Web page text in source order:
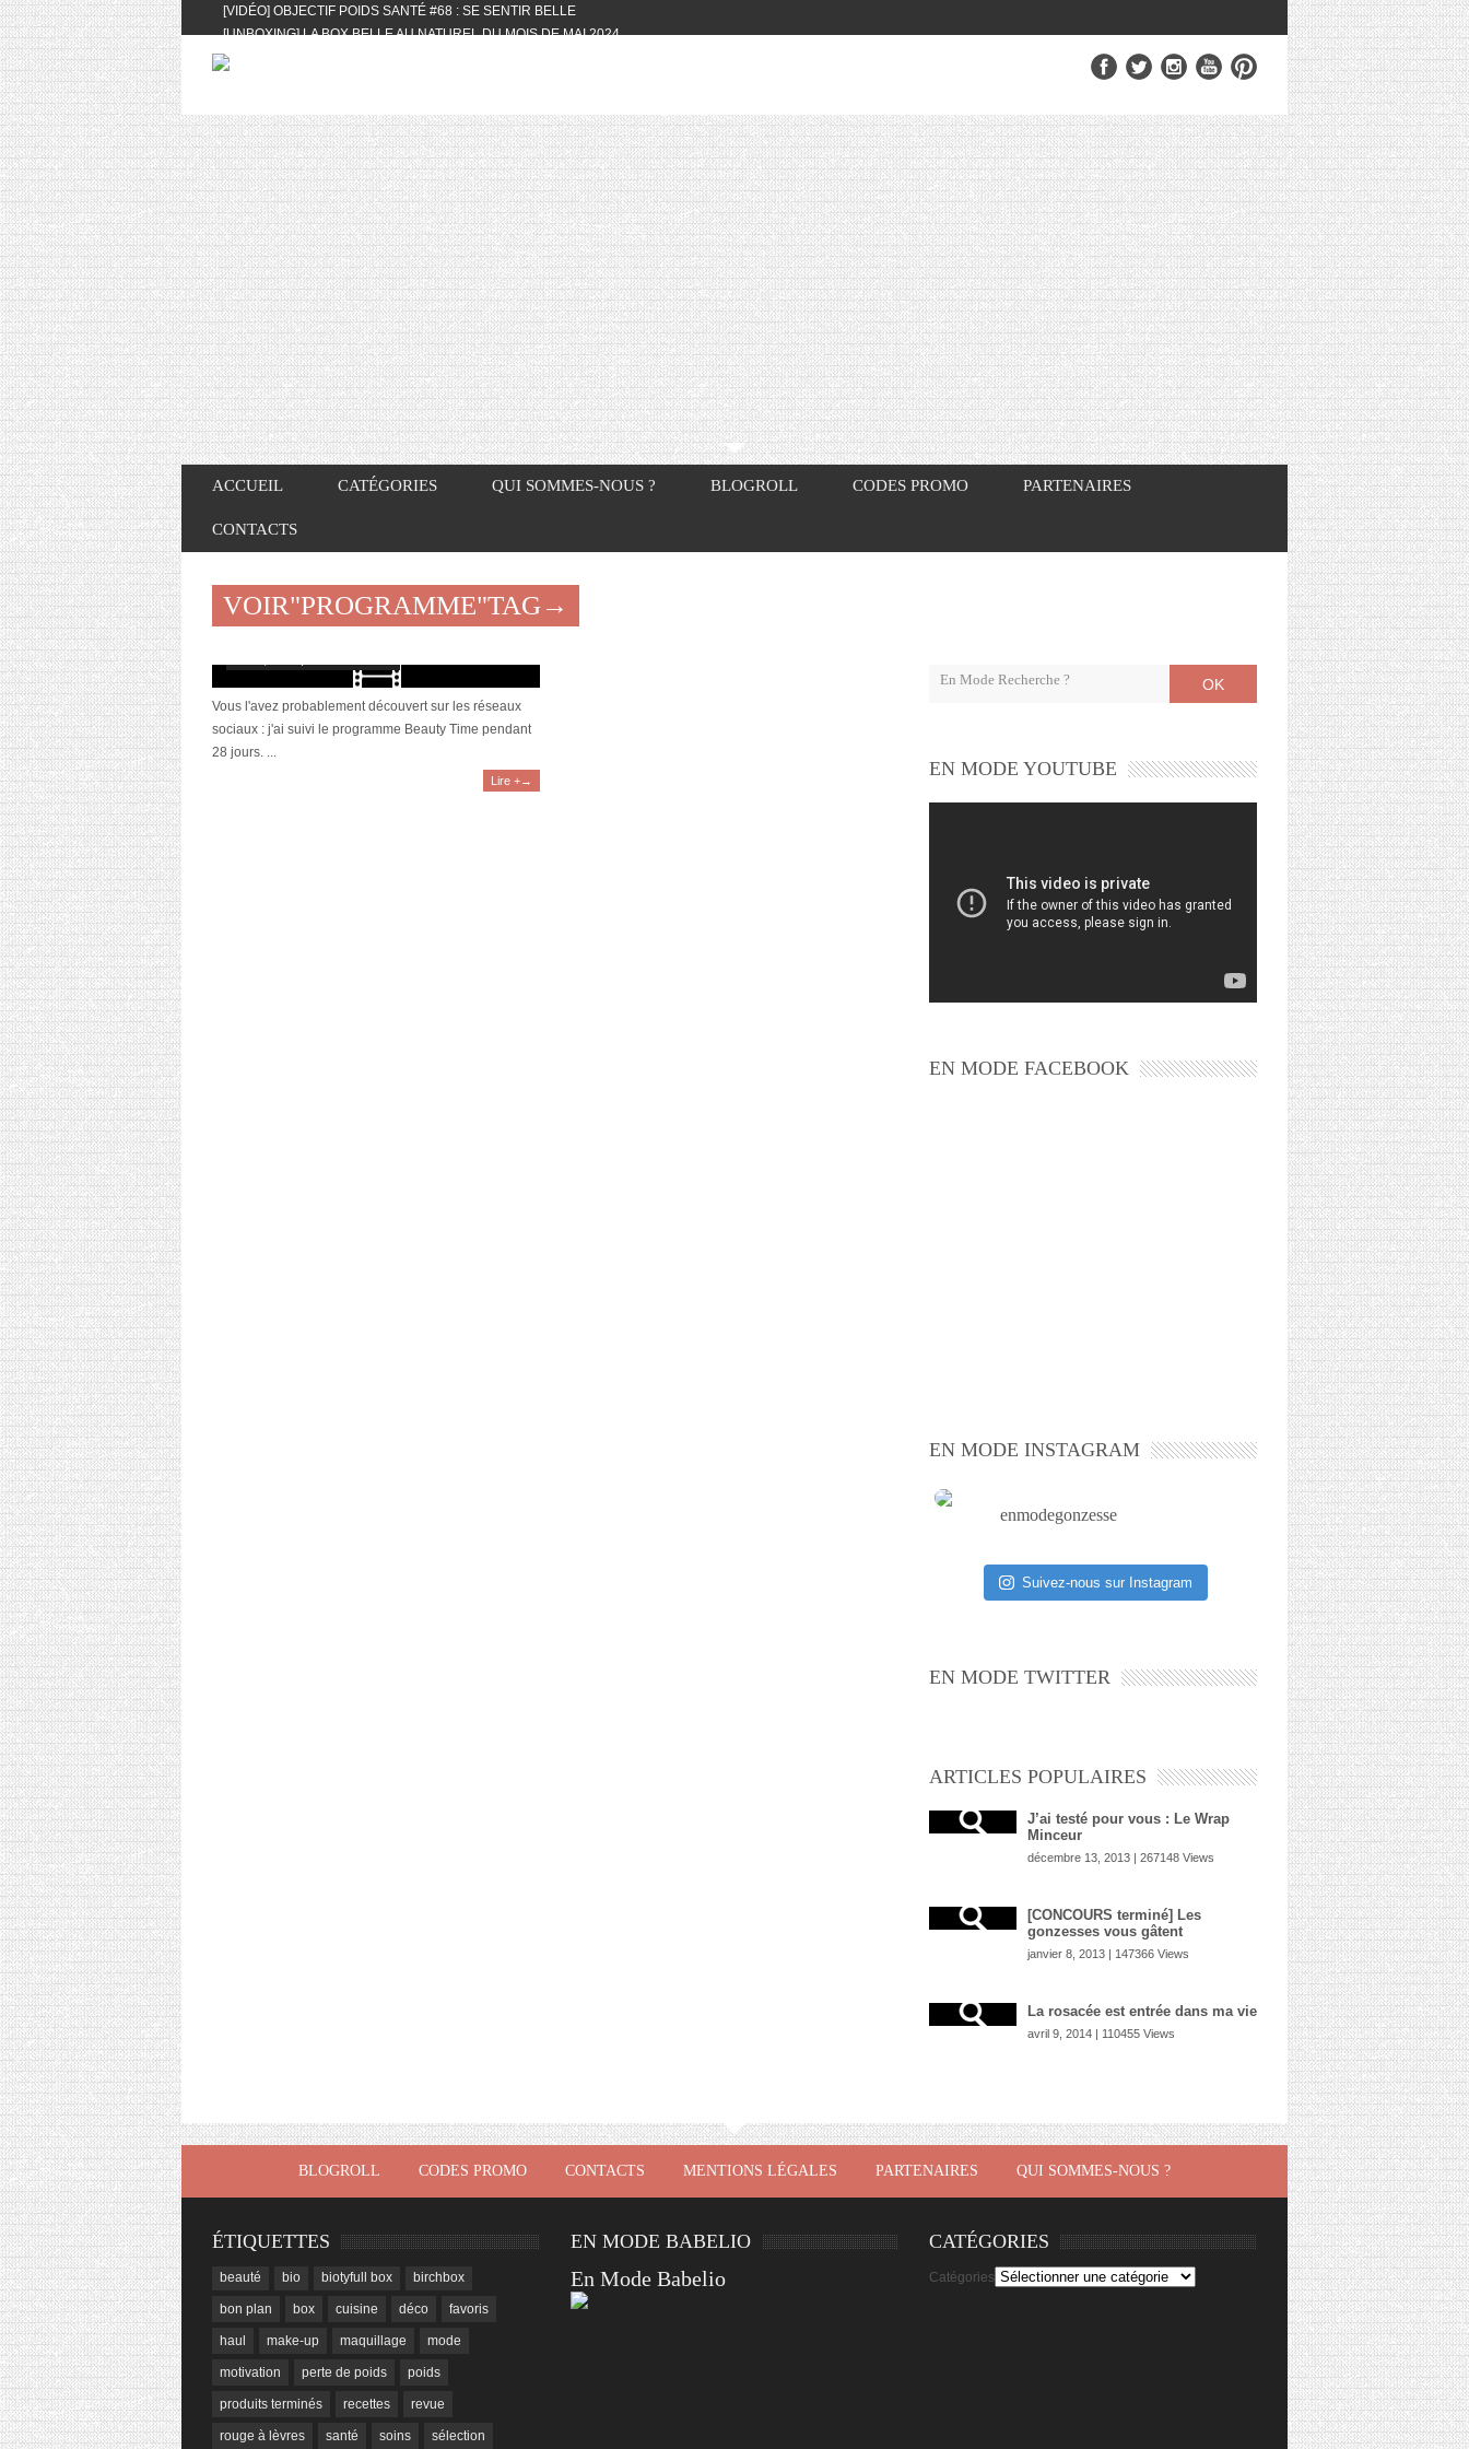
[VIDÉO] OBJECTIF POIDS SANTÉ #68 : SE SENTIR BELLE
[UNBOXING] LA BOX BELLE AU NATUREL DU MOIS DE MAI 2024
[VIDÉO] UNBOXING : LES MY LITTLE & BIOTYFULL BOX DU MOIS DE MAI 2024
[VIDÉO] QUITOQUE #10 : MEAL PREP & CONVIVIALITÉ
[VIDÉO] UNBOXING : LES MY LITTLE & BIOTYFULL BOX DU MOIS D’AVRIL
2024 FEAT. AKILA
[VIDÉO] OBJECTIF POIDS SANTÉ #67 : L’AVIS DES AUTRES, CE N’EST QUE LA
VIE DES AUTRES
[VIDÉO] UNBOXING : LES MY LITTLE & BIOTYFULL BOX DES MOIS DE
FÉVRIER ET MARS 2024 FEAT. AKILA
[VIDÉO] LA SÉLECTION DU MOIS #JANVIER2024
[VIDÉO] HELLOFRESH #34 : IDÉES RECETTES RISOTTO
ACCUEIL CATÉGORIES QUI SOMMES-NOUS ? BLOGROLL CODES PROMO PARTENAIRES
CONTACTS
VOIR"PROGRAMME"TAG→
Vous l'avez probablement découvert sur les réseaux
sociaux : j'ai suivi le programme Beauty Time pendant
28 jours. ...
Lire +→
OK
EN MODE YOUTUBE
EN MODE FACEBOOK
EN MODE INSTAGRAM
enmodegonzesse
Suivez-nous sur Instagram
EN MODE TWITTER
ARTICLES POPULAIRES
J’ai testé pour vous : Le Wrap
Minceur
décembre 13, 2013 | 267148 Views
[CONCOURS terminé] Les
gonzesses vous gâtent
janvier 8, 2013 | 147366 Views
La rosacée est entrée dans ma vie
avril 9, 2014 | 110455 Views
BLOGROLL CODES PROMO CONTACTS MENTIONS LÉGALES PARTENAIRES QUI SOMMES-NOUS ?
ÉTIQUETTES
beauté bio biotyfull box birchbox
bon plan box cuisine déco favoris
haul make-up maquillage mode
motivation perte de poids poids
produits terminés recettes revue
rouge à lèvres santé soins sélection
EN MODE BABELIO
En Mode Babelio
CATÉGORIES
Catégories